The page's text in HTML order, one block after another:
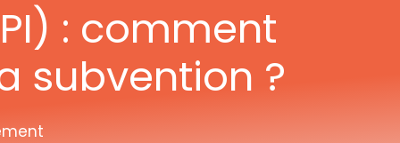
: comment
subvention ?